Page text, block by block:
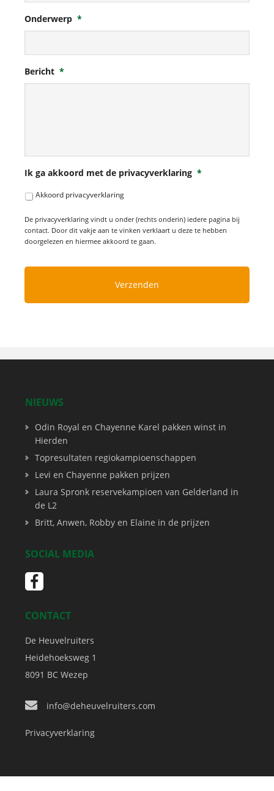
Onderwerp *
Bericht *
Ik ga akkoord met de privacyverklaring *
Akkoord privacyverklaring
De privacyverklaring vindt u onder (rechts onderin) iedere pagina bij
contact. Door dit vakje aan te vinken verklaart u deze te hebben
doorgelezen en hiermee akkoord te gaan.
NIEUWS
Odin Royal en Chayenne Karel pakken winst in
Hierden
Topresultaten regiokampioenschappen
Levi en Chayenne pakken prijzen
Laura Spronk reservekampioen van Gelderland in
de L2
Britt, Anwen, Robby en Elaine in de prijzen
SOCIAL MEDIA
CONTACT
De Heuvelruiters
Heidehoeksweg 1
8091 BC Wezep
info@deheuvelruiters.com
Privacyverklaring